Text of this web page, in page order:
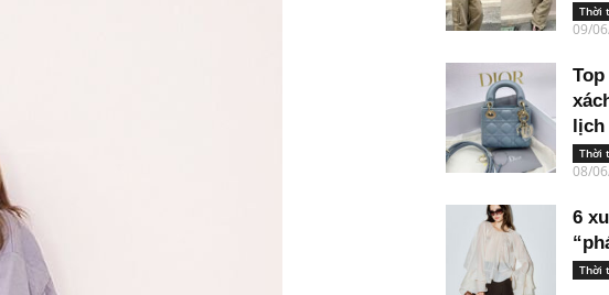
Thời
09/
lịch
Thời
08/
6
Thời